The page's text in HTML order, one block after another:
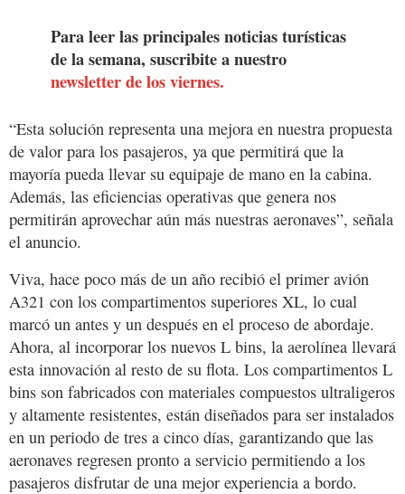
Para leer las principales noticias turísticas
de la semana, suscribite a nuestro
newsletter de los viernes.
“Esta solución representa una mejora en nuestra propuesta
de valor para los pasajeros, ya que permitirá que la
mayoría pueda llevar su equipaje de mano en la cabina.
Además, las eficiencias operativas que genera nos
permitirán aprovechar aún más nuestras aeronaves”, señala
el anuncio.
Viva, hace poco más de un año recibió el primer avión
A321 con los compartimentos superiores XL, lo cual
marcó un antes y un después en el proceso de abordaje.
Ahora, al incorporar los nuevos L bins, la aerolínea llevará
esta innovación al resto de su flota. Los compartimentos L
bins son fabricados con materiales compuestos ultraligeros
y altamente resistentes, están diseñados para ser instalados
en un periodo de tres a cinco días, garantizando que las
aeronaves regresen pronto a servicio permitiendo a los
pasajeros disfrutar de una mejor experiencia a bordo.